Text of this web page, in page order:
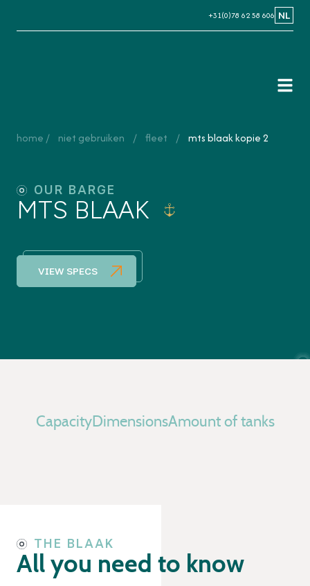
+31(0)78 62 58 606 NL
home niet gebruiken fleet mts blaak kopie 2
OUR BARGE
MTS BLAAK
VIEW SPECS
CapacityDimensionsAmount of tanks
THE BLAAK
All you need to know